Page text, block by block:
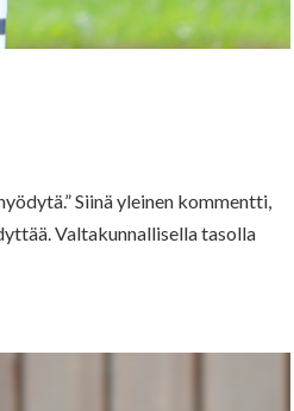
Siinä yleinen kommentti,
Valtakunnallisella tasolla